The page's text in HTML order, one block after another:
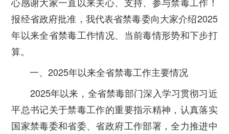
报经省政府批准，我代表省禁毒委向大家介绍2025
年以来全省禁毒工作情况、当前毒情形势和下步打
算。
一、2025年以来全省禁毒工作主要情况
2025年以来，全省禁毒部门深入学习贯彻习近
平总书记关于禁毒工作的重要指示精神，认真落实
国家禁毒委和省委、省政府工作部署，全力推进中